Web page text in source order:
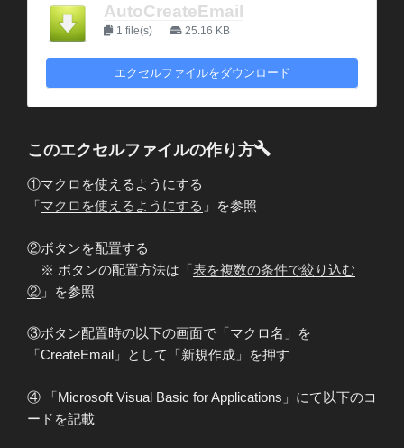
AutoCreateEmail
1 file(s) 25.16 KB
エクセルファイルをダウンロード
このエクセルファイルの作り方
①マクロを使えるようにする
「マクロを使えるようにする 」を参照
②ボタンを配置する
※ ボタンの配置方法は「表を複数の条件で絞り込む
② 」を参照
③ボタン配置時の以下の画面で「マクロ名」を
「CreateEmail」として「新規作成」を押す
④ 「Microsoft Visual Basic for Applications」にて以下のコ
ードを記載